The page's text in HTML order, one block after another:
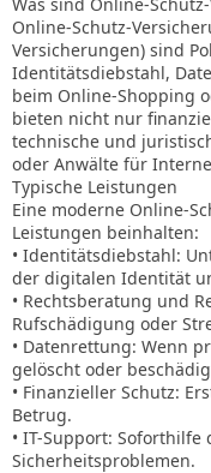
Online-Schutz-
Versicherungen) sind
Identitätsdiebstahl,
beim Online-Shopping
bieten nicht nur
technische und
oder Anwälte für
Typische Leistungen
Eine moderne Online-
Leistungen beinhalten:
• Identitätsdiebstahl:
der digitalen Identität
• Rechtsberatung und
Rufschädigung oder
• Datenrettung: Wenn
gelöscht oder
• Finanzieller Schutz:
Betrug.
• IT-Support:
Sicherheitsproblemen.